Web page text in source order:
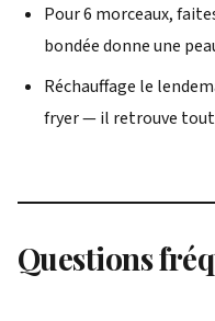
Pour 6 morceaux,
bondée donne une
Réchauffage le
fryer — il retrouve
Questions